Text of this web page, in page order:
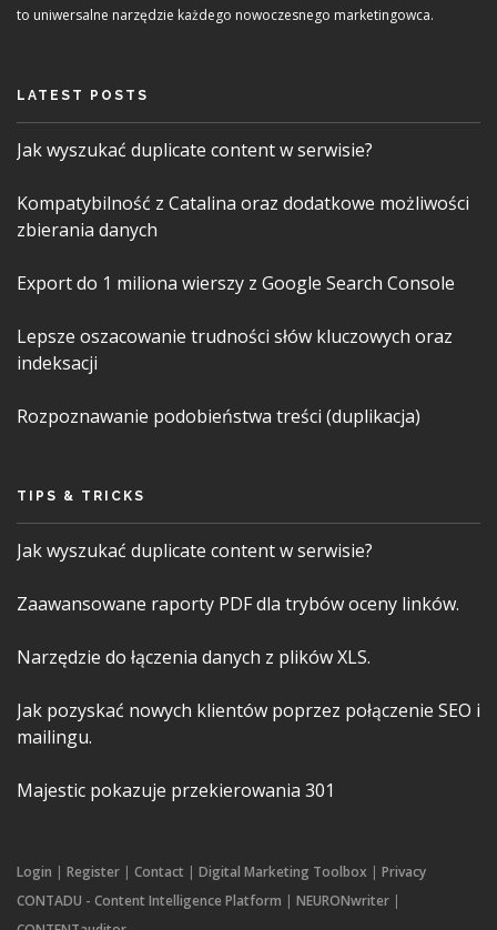
to uniwersalne narzędzie każdego nowoczesnego marketingowca.
LATEST POSTS
Jak wyszukać duplicate content w serwisie?
Kompatybilność z Catalina oraz dodatkowe możliwości
zbierania danych
Export do 1 miliona wierszy z Google Search Console
Lepsze oszacowanie trudności słów kluczowych oraz
indeksacji
Rozpoznawanie podobieństwa treści (duplikacja)
TIPS & TRICKS
Jak wyszukać duplicate content w serwisie?
Zaawansowane raporty PDF dla trybów oceny linków.
Narzędzie do łączenia danych z plików XLS.
Jak pozyskać nowych klientów poprzez połączenie SEO i
mailingu.
Majestic pokazuje przekierowania 301
Login | Register | Contact | Digital Marketing Toolbox | Privacy
CONTADU - Content Intelligence Platform | NEURONwriter |